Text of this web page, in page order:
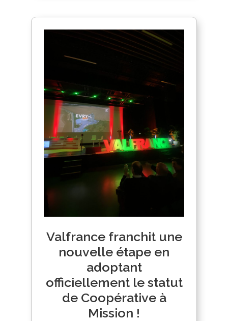
Valfrance franchit une
nouvelle étape en
adoptant
officiellement le statut
de Coopérative à
Mission !